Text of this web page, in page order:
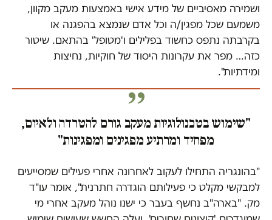
ושמירה מאסיביים של מידע אישי באמצעות מעקב מקוון,
משמעם שכל מפגין/ה וכל אדם שנמצא בהפגנה או
בקרבתה נתפס כחשוד בפלילים ו'מטופל' בהתאם. שיטור
כזה… מפר את עקרונות היסוד של חוקיות, נחיצות
ומידתיות".
"שימוש בטכנולוגיות מעקב גורם להטרדה ולאיום,
מפחיד ומרתיע מפגינים ומפגינות"
"בהונגריה התחילו לעקוב לאחרונה אחרי פעילים שמסייעים
למבקשי מקלט כי פעילותם הוגדרה חתרנית", אומר עו"ד
מק. "בארה"ב נחשף בעבר כי ישנו נוהל מעקב אחרי מי